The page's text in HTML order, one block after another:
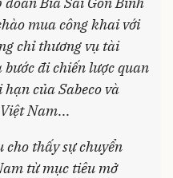
mua công khai với
chỉ thương vụ tài
đi chiến lược quan
của Sabeco và
Nam...
cho thấy sự chuyển
từ mục tiêu mở